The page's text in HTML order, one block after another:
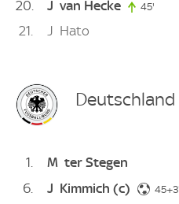
20 J van Hecke 45'
21 J Hato
Deutschland
1 M ter Stegen
6
J Kimmich (c) 45+3'